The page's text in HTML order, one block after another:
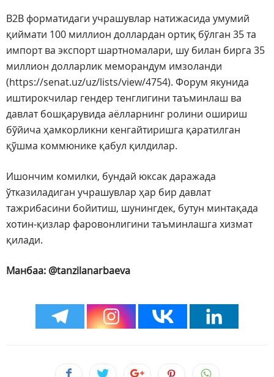
B2B форматидаги учрашувлар натижасида умумий
қиймати 100 миллион доллардан ортиқ бўлган 35 та
импорт ва экспорт шартномалари, шу билан бирга 35
миллион долларлик меморандум имзоланди
(https://senat.uz/uz/lists/view/4754). Форум якунида
иштирокчилар гендер тенглигини таъминлаш ва
давлат бошқарувида аёлларнинг ролини ошириш
бўйича ҳамкорликни кенгайтиришга қаратилган
қўшма коммюнике қабул қилдилар.
Ишончим комилки, бундай юксак даражада
ўтказиладиган учрашувлар ҳар бир давлат
тажрибасини бойитиш, шунингдек, бутун минтақада
хотин-қизлар фаровонлигини таъминлашга хизмат
қилади.
Манбаа: @tanzilanarbaeva